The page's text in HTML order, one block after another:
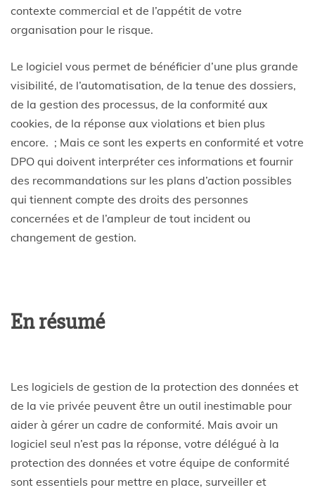
contexte commercial et de l’appétit de votre
organisation pour le risque.
Le logiciel vous permet de bénéficier d’une plus grande
visibilité, de l’automatisation, de la tenue des dossiers,
de la gestion des processus, de la conformité aux
cookies, de la réponse aux violations et bien plus
encore. ; Mais ce sont les experts en conformité et votre
DPO qui doivent interpréter ces informations et fournir
des recommandations sur les plans d’action possibles
qui tiennent compte des droits des personnes
concernées et de l’ampleur de tout incident ou
changement de gestion.
En résumé
Les logiciels de gestion de la protection des données et
de la vie privée peuvent être un outil inestimable pour
aider à gérer un cadre de conformité. Mais avoir un
logiciel seul n’est pas la réponse, votre délégué à la
protection des données et votre équipe de conformité
sont essentiels pour mettre en place, surveiller et